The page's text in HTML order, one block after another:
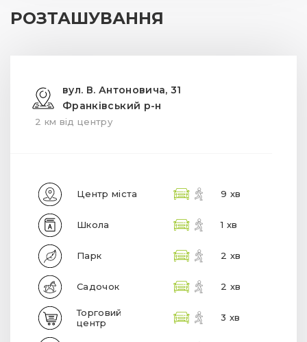
РОЗТАШУВАННЯ
вул. В. Антоновича, 31
Франківський р-н
2 км від центру
Центр міста 9 хв
Школа 1 хв
Парк 2 хв
Садочок 2 хв
Торговий
центр
3 хв